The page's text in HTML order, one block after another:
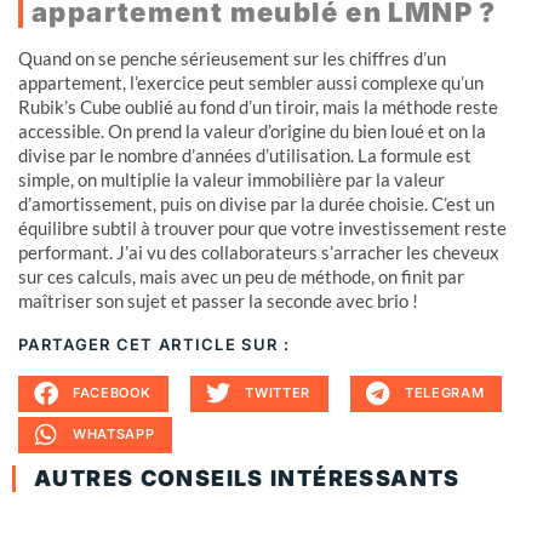
appartement meublé en LMNP ?
Quand on se penche sérieusement sur les chiffres d’un
appartement, l’exercice peut sembler aussi complexe qu’un
Rubik’s Cube oublié au fond d’un tiroir, mais la méthode reste
accessible. On prend la valeur d’origine du bien loué et on la
divise par le nombre d’années d’utilisation. La formule est
simple, on multiplie la valeur immobilière par la valeur
d’amortissement, puis on divise par la durée choisie. C’est un
équilibre subtil à trouver pour que votre investissement reste
performant. J’ai vu des collaborateurs s’arracher les cheveux
sur ces calculs, mais avec un peu de méthode, on finit par
maîtriser son sujet et passer la seconde avec brio !
PARTAGER CET ARTICLE SUR :
FACEBOOK TWITTER TELEGRAM
WHATSAPP
AUTRES CONSEILS INTÉRESSANTS